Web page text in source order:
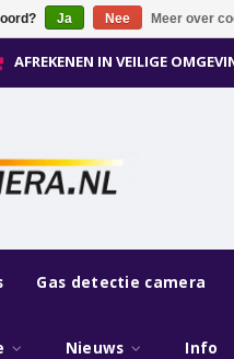
AFREKENEN IN VEILIGE
Gas detectie camera
Nieuws Info
Ja Nee Meer over